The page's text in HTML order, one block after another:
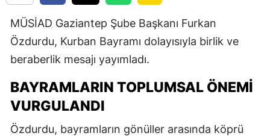
MÜSİAD Gaziantep Şube Başkanı Furkan
Özdurdu, Kurban Bayramı dolayısıyla birlik ve
beraberlik mesajı yayımladı.
BAYRAMLARIN TOPLUMSAL ÖNEMI
VURGULANDI
Özdurdu, bayramların gönüller arasında köprü